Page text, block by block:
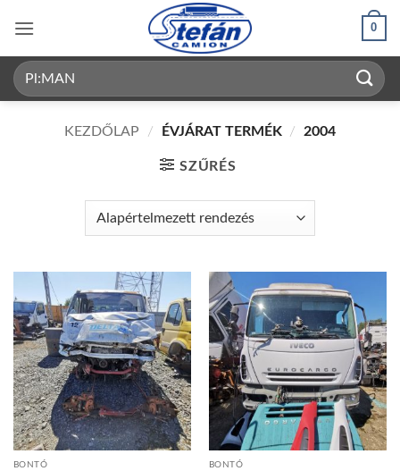
content
0
Keresés
a
KEZDŐLAP / ÉVJÁRAT TERMÉK / 2004
SZŰRÉS
BONTÓ BONTÓ